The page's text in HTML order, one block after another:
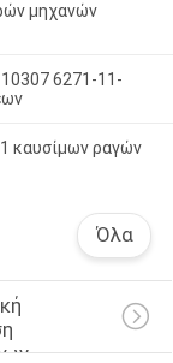
μηχανών
6271-11-
καυσίμων ραγών
Όλα